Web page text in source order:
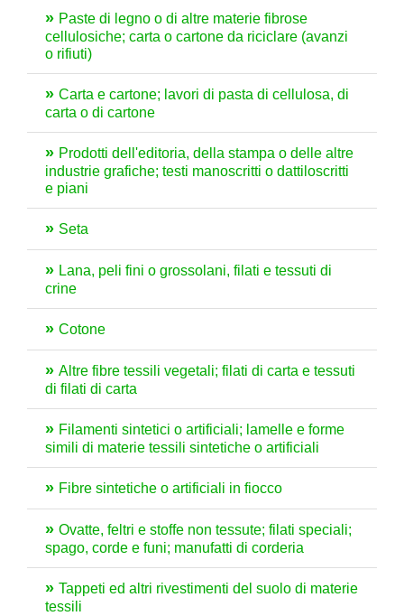
Paste di legno o di altre materie fibrose
cellulosiche; carta o cartone da riciclare (avanzi
o rifiuti)
Carta e cartone; lavori di pasta di cellulosa, di
carta o di cartone
Prodotti dell'editoria, della stampa o delle altre
industrie grafiche; testi manoscritti o dattiloscritti
e piani
Seta
Lana, peli fini o grossolani, filati e tessuti di
crine
Cotone
Altre fibre tessili vegetali; filati di carta e tessuti
di filati di carta
Filamenti sintetici o artificiali; lamelle e forme
simili di materie tessili sintetiche o artificiali
Fibre sintetiche o artificiali in fiocco
Ovatte, feltri e stoffe non tessute; filati speciali;
spago, corde e funi; manufatti di corderia
Tappeti ed altri rivestimenti del suolo di materie
tessili